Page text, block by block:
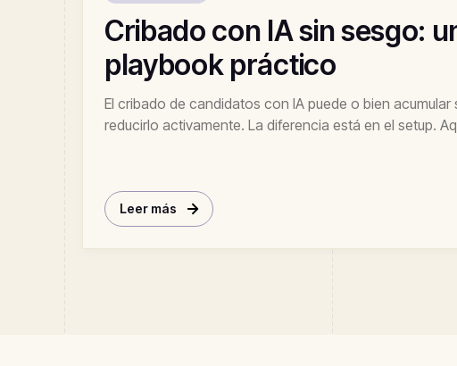
Cribado con IA sin sesgo:
playbook práctico
El cribado de candidatos con IA puede o bien acumular
reducirlo activamente. La diferencia está en el setup.
Leer más